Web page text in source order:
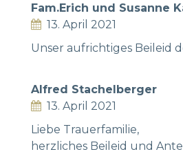
Fam.Erich und Susanne
13. April 2021
Unser aufrichtiges Beileid
Alfred Stachelberger
13. April 2021
Liebe Trauerfamilie,
herzliches Beileid und